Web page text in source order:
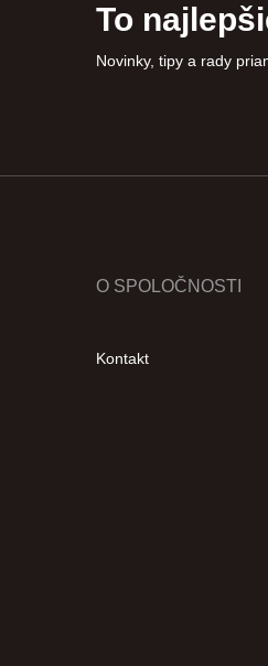
To
Novinky, tipy a rady
O SPOLOČNOSTI
Kontakt